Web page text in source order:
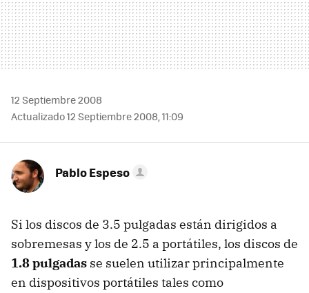
12 Septiembre 2008
Actualizado 12 Septiembre 2008, 11:09
Pablo Espeso
Si los discos de 3.5 pulgadas están dirigidos a
sobremesas y los de 2.5 a portátiles, los discos de
1.8 pulgadas se suelen utilizar principalmente
en dispositivos portátiles tales como